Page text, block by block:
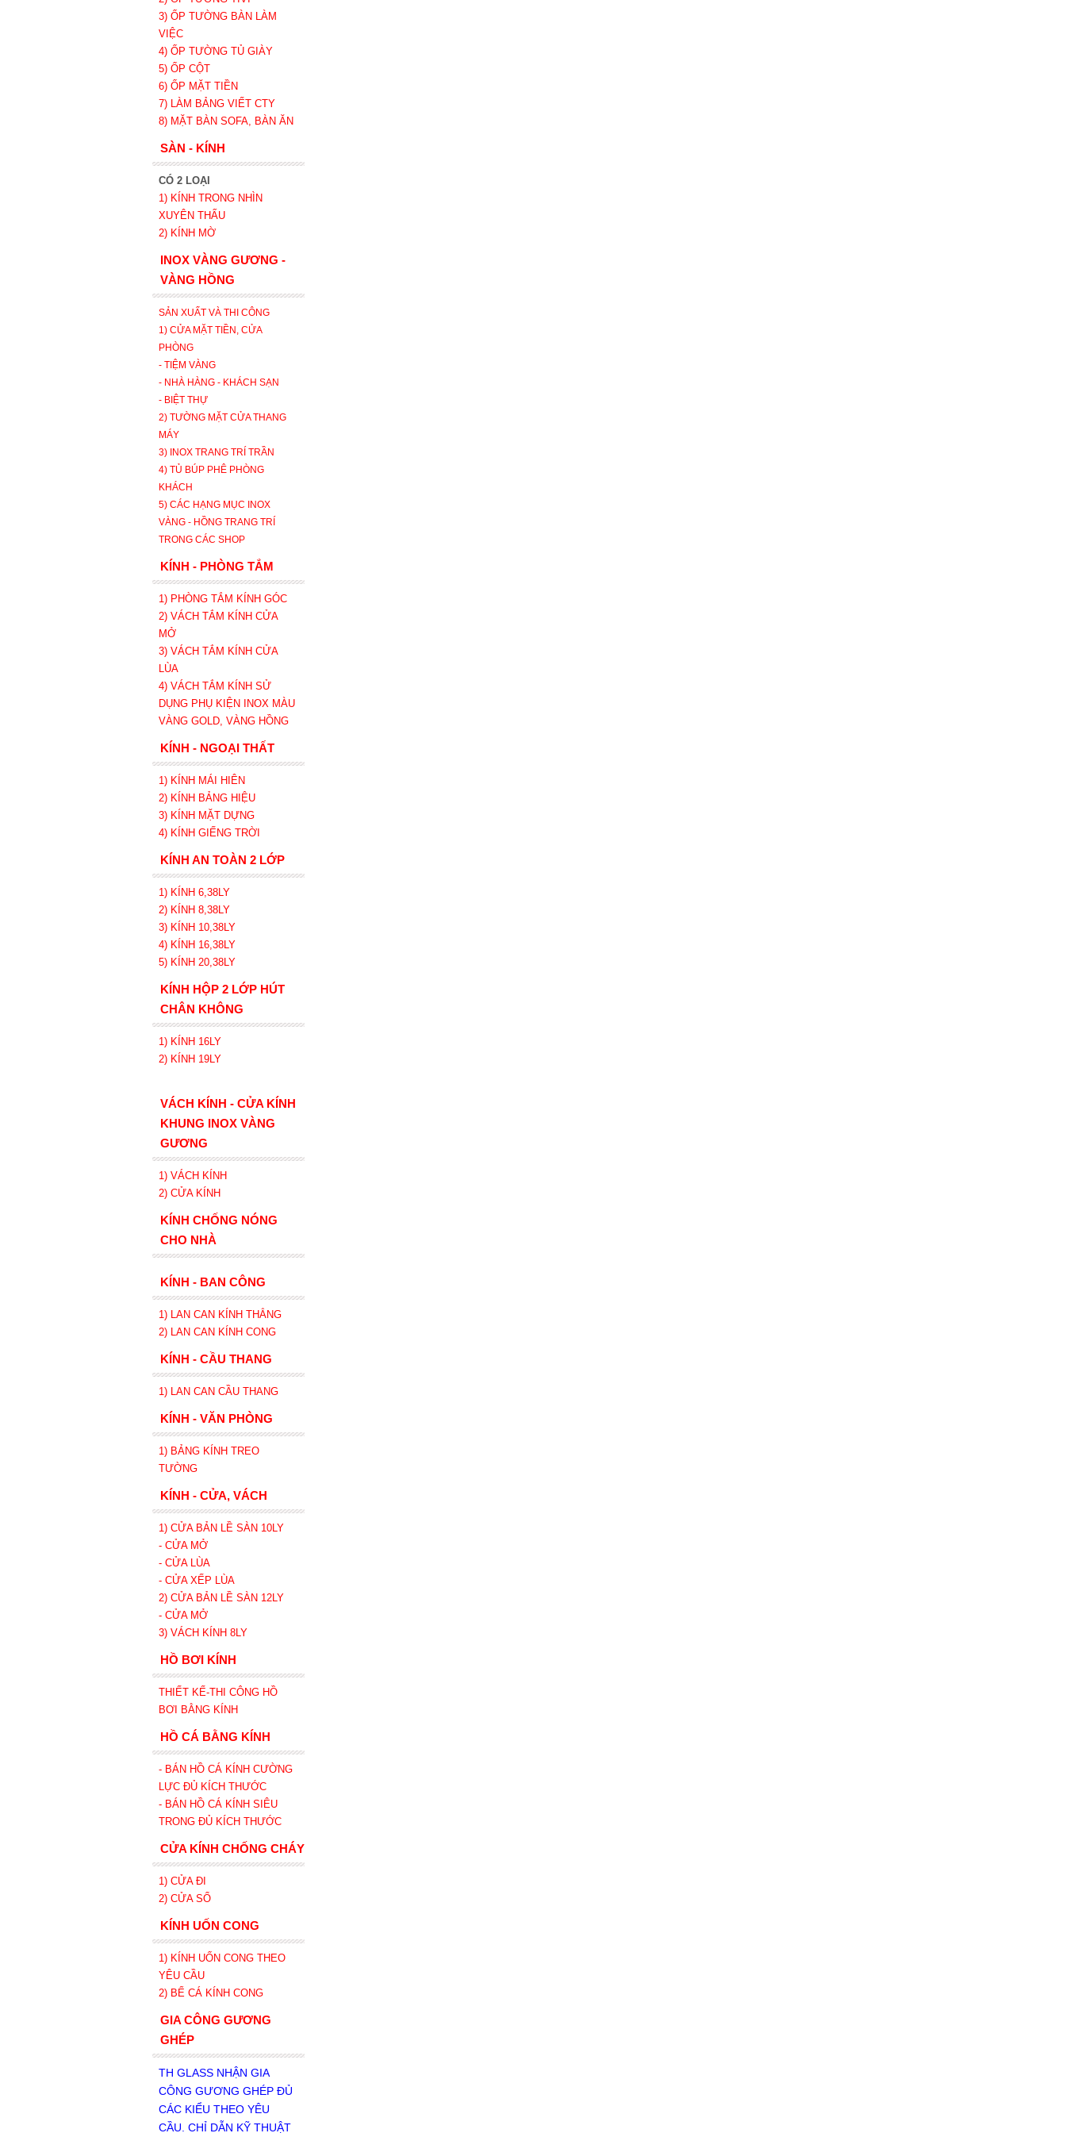
3) ỐP TƯỜNG BÀN LÀM
VIỆC
4) ỐP TƯỜNG TỦ GIÀY
5) ỐP CỘT
6) ỐP MẶT TIỀN
7) LÀM BẢNG VIẾT CTY
8) MẶT BÀN SOFA, BÀN ĂN
SÀN - KÍNH
CÓ 2 LOẠI
1) KÍNH TRONG NHÌN
XUYÊN THẤU
2) KÍNH MỜ
INOX VÀNG GƯƠNG -
VÀNG HỒNG
SẢN XUẤT VÀ THI CÔNG
1) CỬA MẶT TIỀN, CỬA
PHÒNG
- TIỆM VÀNG
- NHÀ HÀNG - KHÁCH SẠN
- BIỆT THỰ
2) TƯỜNG MẶT CỬA THANG
MÁY
3) INOX TRANG TRÍ TRẦN
4) TỦ BÚP PHÊ PHÒNG
KHÁCH
5) CÁC HẠNG MỤC INOX
VÀNG - HỒNG TRANG TRÍ
TRONG CÁC SHOP
KÍNH - PHÒNG TẮM
1) PHÒNG TẮM KÍNH GÓC
2) VÁCH TẮM KÍNH CỬA
MỞ
3) VÁCH TẮM KÍNH CỬA
LÙA
4) VÁCH TẮM KÍNH SỬ
DỤNG PHỤ KIỆN INOX MÀU
VÀNG GOLD, VÀNG HỒNG
KÍNH - NGOẠI THẤT
1) KÍNH MÁI HIÊN
2) KÍNH BẢNG HIỆU
3) KÍNH MẶT DỰNG
4) KÍNH GIẾNG TRỜI
KÍNH AN TOÀN 2 LỚP
1) KÍNH 6,38LY
2) KÍNH 8,38LY
3) KÍNH 10,38LY
4) KÍNH 16,38LY
5) KÍNH 20,38LY
KÍNH HỘP 2 LỚP HÚT
CHÂN KHÔNG
1) KÍNH 16LY
2) KÍNH 19LY
VÁCH KÍNH - CỬA KÍNH
KHUNG INOX VÀNG
GƯƠNG
1) VÁCH KÍNH
2) CỬA KÍNH
KÍNH CHỐNG NÓNG
CHO NHÀ
KÍNH - BAN CÔNG
1) LAN CAN KÍNH THẲNG
2)
LAN CAN KÍNH CONG
KÍNH - CẦU THANG
1) LAN CAN CẦU THANG
KÍNH - VĂN PHÒNG
1) BẢNG KÍNH TREO
TƯỜNG
KÍNH - CỬA, VÁCH
1) CỬA BẢN LỀ SÀN 10LY
- CỬA MỞ
- CỬA LÙA
- CỬA XẾP LÙA
2) CỬA BẢN LỀ SÀN 12LY
- CỬA MỞ
3) VÁCH KÍNH 8LY
HỒ BƠI KÍNH
THIẾT KẾ-THI CÔNG HỒ
BƠI BẰNG KÍNH
HỒ CÁ BẰNG KÍNH
- BÁN HỒ CÁ KÍNH CƯỜNG
LỰC ĐỦ KÍCH THƯỚC
- BÁN HỒ CÁ KÍNH SIÊU
TRONG ĐỦ KÍCH THƯỚC
CỬA KÍNH CHỐNG CHÁY
1) CỬA ĐI
2) CỬA SỔ
KÍNH UỐN CONG
1) KÍNH UỐN CONG THEO
YÊU CẦU
2) BỂ CÁ KÍNH CONG
GIA CÔNG GƯƠNG
GHÉP
TH GLASS NHẬN GIA
CÔNG GƯƠNG GHÉP ĐỦ
CÁC KIỂU THEO YÊU
CẦU. CHỈ DẪN KỸ THUẬT